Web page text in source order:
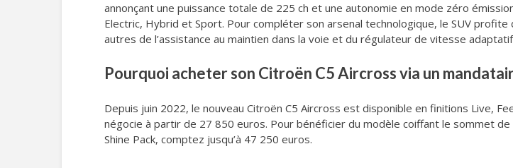
annonçant une puissance totale de 225 ch et une autonomie en mode zéro
Electric, Hybrid et Sport. Pour compléter son arsenal technologique, le SUV
autres de l’assistance au maintien dans la voie et du régulateur de vitesse
Pourquoi acheter son Citroën C5 Aircross via un
Depuis juin 2022, le nouveau Citroën C5 Aircross est disponible en finitions Live,
négocie à partir de 27 850 euros. Pour bénéficier du modèle coiffant le sommet
Shine Pack, comptez jusqu’à 47 250 euros.